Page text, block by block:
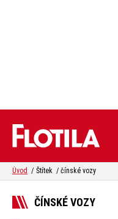
Úvod Štítek čínské vozy
ČÍNSKÉ VOZY